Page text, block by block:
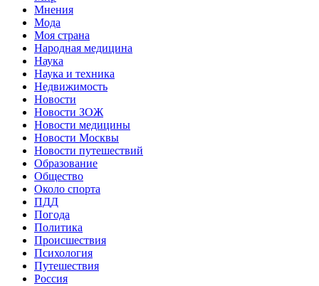
Мнения
Мода
Моя страна
Народная медицина
Наука
Наука и техника
Недвижимость
Новости
Новости ЗОЖ
Новости медицины
Новости Москвы
Новости путешествий
Образование
Общество
Около спорта
ПДД
Погода
Политика
Происшествия
Психология
Путешествия
Россия